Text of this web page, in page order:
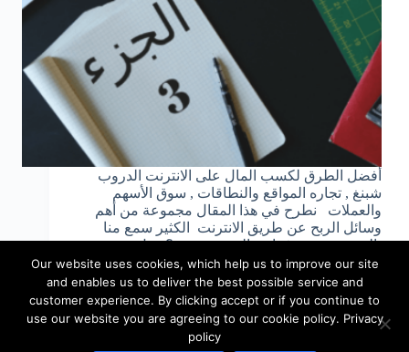
أفضل الطرق لكسب المال على الانترنت الدروب
شبنغ , تجاره المواقع والنطاقات , سوق الأسهم
والعملات نطرح في هذا المقال مجموعة من أهم
وسائل الربح عن طريق الانترنت الكثير سمع منا
بالدروب شبينغ فما هو الدروب شبنغ؟ وهل من…
admin
09/26/2018
Our website uses cookies, which help us to improve our site
and enables us to deliver the best possible service and
customer experience. By clicking accept or if you continue to
use our website you are agreeing to our cookie policy. Privacy
policy